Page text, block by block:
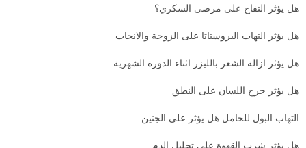
هل يؤثر التفاح على مرضى السكري؟
هل يؤثر التهاب البروستاتا على الزوجة والانجاب
هل يؤثر ازالة الشعر بالليزر اثناء الدورة الشهرية
هل يؤثر جرح اللسان على النطق
التهاب البول للحامل هل يؤثر على الجنين
هل يؤثر شرب القهوة على تحليل الدم